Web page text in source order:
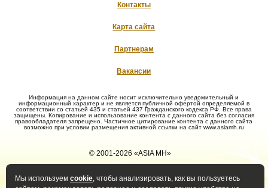
Мы используем cookie, чтобы анализировать, как вы пользуетесь
Контакты
Карта сайта
Партнерам
Вакансии
Информация на данном сайте носит исключительно уведомительный и
информационный характер и не является публичной офертой определяемой в
соответствии со статьей 435 и статьей 437 Гражданского кодекса РФ. Все права
защищены. Копирование и использование контента с данного сайта без согласия
правообладателя запрещено. Частичное цитирование контента с данного сайта
возможно при условии размещения активной ссылки на сайт www.asiamh.ru
© 2001-2026 «ASIA MH»
Политика конфиденциальности Политика оператора в